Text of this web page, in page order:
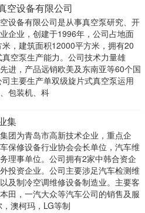
空设备有限公司
设备有限公司是从事真空泵研究、开
企业，创建于1996年，公司占地面
，建筑面积12000平方米，拥有20
空泵生产能力。公司技术力量雄
进，产品远销欧美及东南亚等60个国
主要生产单双级旋片式真空泵运用
包装机、科
集
团为青岛市高新技术企业，重点企
保修设备行业协会会长单位，汽车维
理事单位。公司拥有2家中韩合资企
投资企业。公司主要涉足汽车检测维
及制冷空调维修设备制造业。主要客
田，一汽大众等汽车公司的销售及服
澳柯玛，LG等制